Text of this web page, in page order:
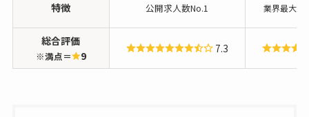
特徴 公開求人数No.1 業界最大手
総合評価
※満点＝ 9
7.3